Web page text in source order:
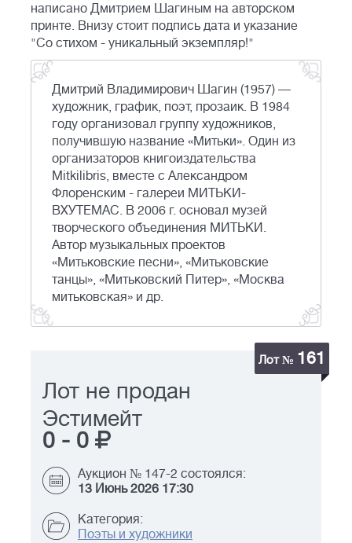
написано Дмитрием Шагиным на авторском
принте. Внизу стоит подпись дата и указание
"Со стихом - уникальный экземпляр!"
Дмитрий Владимирович Шагин (1957) —
художник, график, поэт, прозаик. В 1984
году организовал группу художников,
получившую название «Митьки». Один из
организаторов книгоиздательства
Mitkilibris, вместе с Александром
Флоренским - галереи МИТЬКИ-
ВХУТЕМАС. В 2006 г. основал музей
творческого объединения МИТЬКИ.
Автор музыкальных проектов
«Митьковские песни», «Митьковские
танцы», «Митьковский Питер», «Москва
митьковская» и др.
Лот № 161
Лот не продан
Эстимейт
0 - 0
Аукцион № 147-2 состоялся:
13 Июнь 2026 17:30
Категория:
Поэты и художники